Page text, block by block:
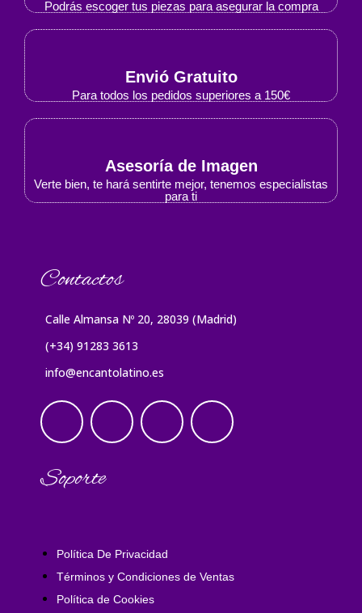
Podrás escoger tus piezas para asegurar la compra
Envió Gratuito
Para todos los pedidos superiores a 150€
Asesoría de Imagen
Verte bien, te hará sentirte mejor, tenemos especialistas
para ti
Contactos
Calle Almansa Nº 20, 28039 (Madrid)
(+34) 91283 3613
info@encantolatino.es
Soporte
Política De Privacidad
Términos y Condiciones de Ventas
Política de Cookies